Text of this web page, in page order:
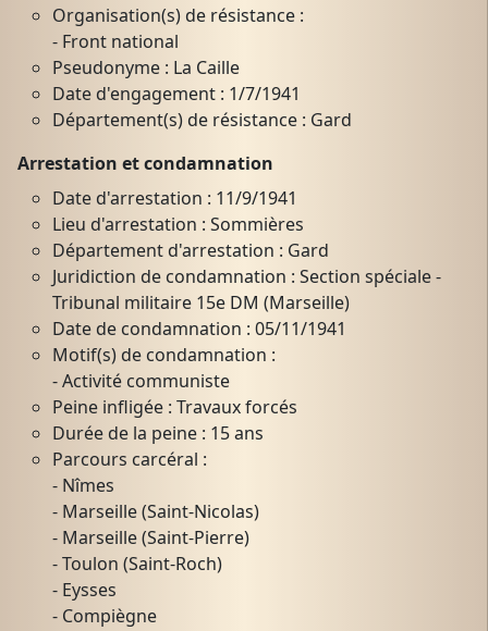
Organisation(s) de résistance :
- Front national
Pseudonyme : La Caille
Date d'engagement : 1/7/1941
Département(s) de résistance : Gard
Arrestation et condamnation
Date d'arrestation : 11/9/1941
Lieu d'arrestation : Sommières
Département d'arrestation : Gard
Juridiction de condamnation : Section spéciale -
Tribunal militaire 15e DM (Marseille)
Date de condamnation : 05/11/1941
Motif(s) de condamnation :
- Activité communiste
Peine infligée : Travaux forcés
Durée de la peine : 15 ans
Parcours carcéral :
- Nîmes
- Marseille (Saint-Nicolas)
- Marseille (Saint-Pierre)
- Toulon (Saint-Roch)
- Eysses
- Compiègne